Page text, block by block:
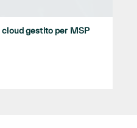
cloud gestito per MSP